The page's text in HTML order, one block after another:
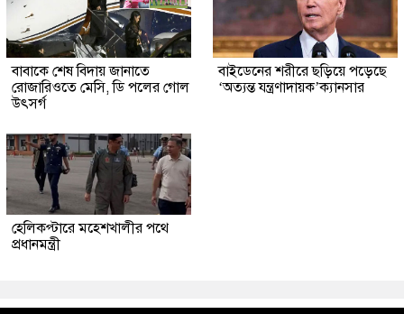
বাবাকে শেষ বিদায় জানাতে
রোজারিওতে মেসি, ডি পলের গোল
উৎসর্গ
বাইডেনের শরীরে ছড়িয়ে পড়েছে
‘অত্যন্ত যন্ত্রণাদায়ক’ক্যানসার
হেলিকপ্টারে মহেশখালীর পথে
প্রধানমন্ত্রী